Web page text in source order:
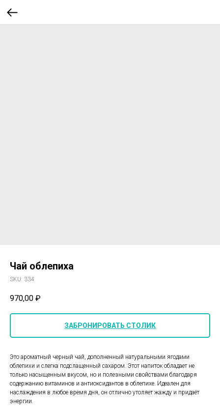
Чай облепиха
SKU: 334
970,00 ₽
ЗАБРОНИРОВАТЬ СТОЛИК
Это ароматный черный чай, дополненный натуральными ягодами
облепихи и слегка подслащенный сахаром. Этот напиток обладает не
только насыщенным вкусом, но и полезными свойствами благодаря
содержанию витаминов и антиоксидантов в облепихе. Идеален для
наслаждения в любое время дня, он отлично утоляет жажду и придаёт
энергии.